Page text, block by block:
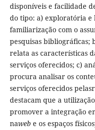
disponíveis e facilidade
do tipo: a) exploratória
familiarização com o
pesquisas bibliográficas;
relata as características
serviços oferecidos; c)
procura analisar os
serviços oferecidos
destacam que a
promover a integração
nawebe os espaços